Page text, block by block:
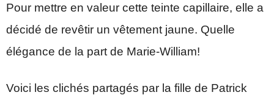
Pour mettre en valeur cette teinte capillaire, elle a
décidé de revêtir un vêtement jaune. Quelle
élégance de la part de Marie-William!
Voici les clichés partagés par la fille de Patrick